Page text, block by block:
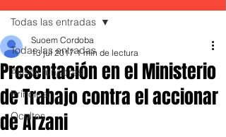
Todas las entradas
Avisos fúnebres
Principal
Ocultos
Todas las entradas
Presentación en el Ministerio
de Trabajo contra el accionar
de Arzani
Suoem Cordoba
13 jul 2017 1 min de lectura